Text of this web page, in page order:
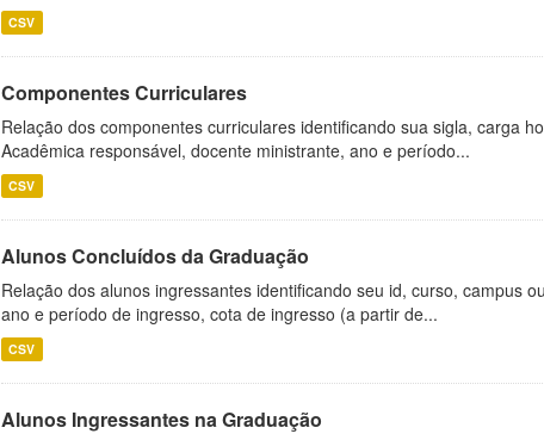
CSV
Componentes Curriculares
Relação dos componentes curriculares identificando sua sigla, carga
Acadêmica responsável, docente ministrante, ano e período...
CSV
Alunos Concluídos da Graduação
Relação dos alunos ingressantes identificando seu id, curso, campus
ano e período de ingresso, cota de ingresso (a partir de...
CSV
Alunos Ingressantes na Graduação